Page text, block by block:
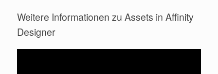
Weitere Informationen zu Assets in Affinity
Designer